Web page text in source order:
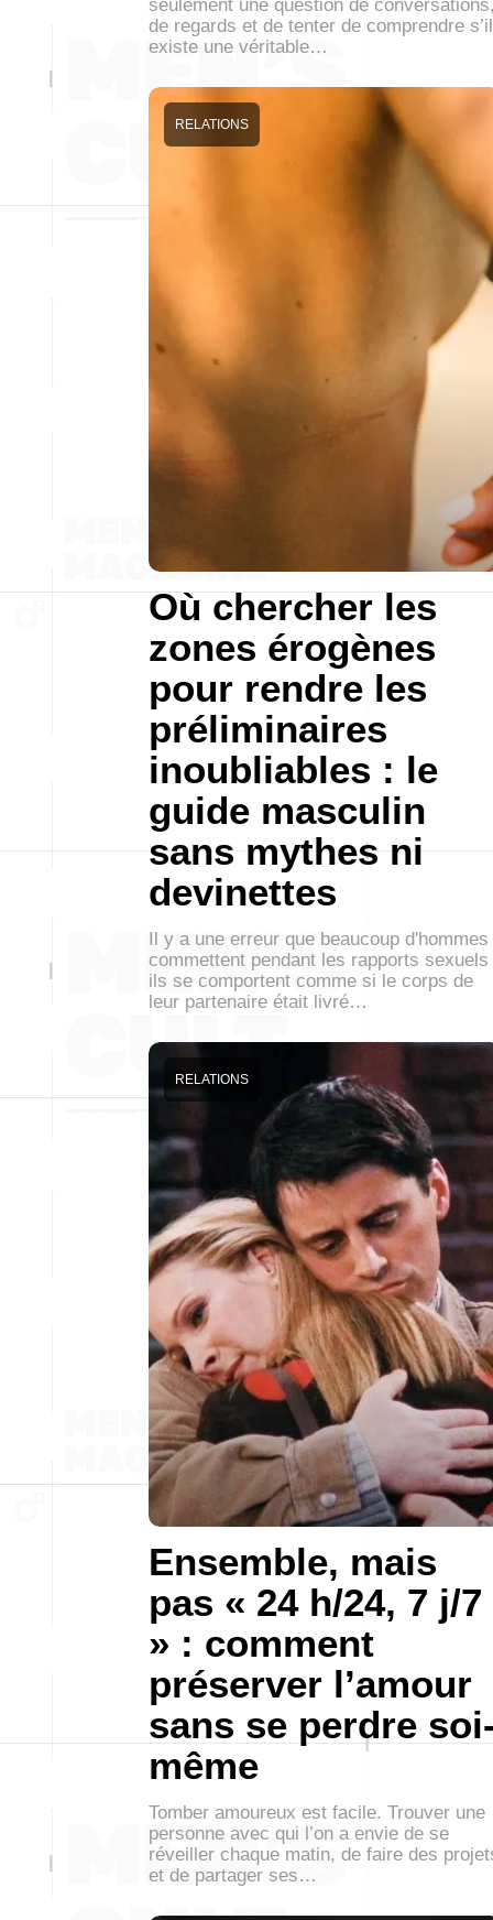
seulement une question de
de regards et de tenter de comprendre s’il
existe une véritable…
Où chercher les
zones érogènes
pour rendre les
préliminaires
inoubliables : le
guide masculin
sans mythes ni
devinettes
RELATIONS
Il y a une erreur que beaucoup d'hommes
commettent pendant les rapports sexuels
ils se comportent comme si le corps de
leur partenaire était livré…
Ensemble, mais
pas « 24 h/24, 7 j/7
» : comment
préserver l’amour
sans se perdre
même
RELATIONS
Tomber amoureux est facile. Trouver une
personne avec qui l’on a envie de se
réveiller chaque matin, de faire des
et de partager ses…